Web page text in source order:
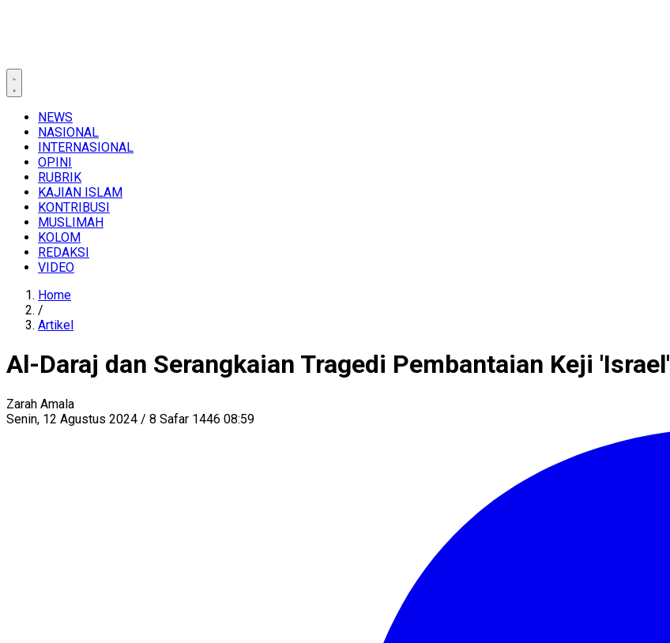
NEWS
NASIONAL
INTERNASIONAL
OPINI
RUBRIK
KAJIAN ISLAM
KONTRIBUSI
MUSLIMAH
KOLOM
REDAKSI
VIDEO
Home
/
Artikel
Al-Daraj dan Serangkaian Tragedi Pembantaian Keji 'Israel'
Zarah Amala
Senin, 12 Agustus 2024 / 8 Safar 1446 08:59